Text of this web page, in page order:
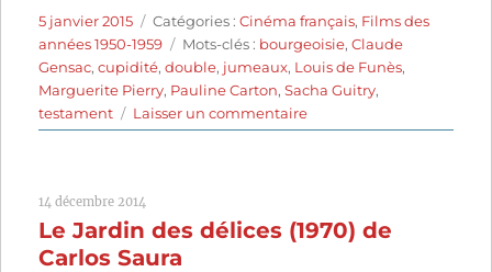
Publié
le
5 janvier 2015 Catégories
Catégories :Cinéma français, Films des
années 1950-1959
Étiquettes
Mots-clés : bourgeoisie,Claude
Gensac,cupidité,double, jumeaux, Louis de Funès,
Marguerite Pierry, Pauline Carton,Sacha Guitry,
testament
Laisser un commentairesur
La
homme
14 décembre 2014
Le Jardin des délices (1970) de
Carlos Saura